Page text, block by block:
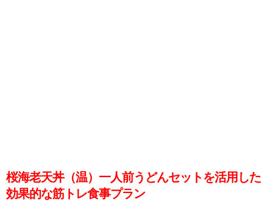
桜海老天丼（温）一人前うどんセットを活用した
効果的な筋トレ食事プラン